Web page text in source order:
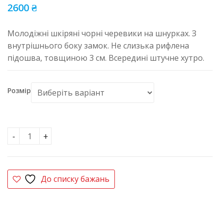
2600₴
Молодіжні шкіряні чорні черевики на шнурках. З
внутрішнього боку замок. Не слизька рифлена
підошва, товщиною 3 см. Всередині штучне хутро.
Розмір
Черевики 4153 кількість
До списку бажань